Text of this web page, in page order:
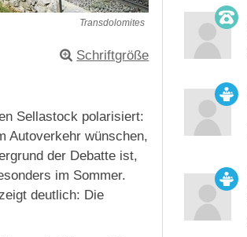
Transdolomites
Schriftgröße
Sellastock polarisiert:
Autoverkehr wünschen,
der Debatte ist,
im Sommer.
deutlich: Die